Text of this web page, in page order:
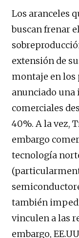
Los aranceles
buscan frenar
extensión de
montaje en los
anunciado
comerciales
40%. A la vez,
embargo
tecnología
también
vinculen a las
embargo,